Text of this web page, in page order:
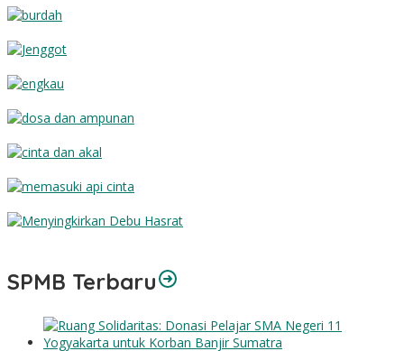
SPMB Terbaru